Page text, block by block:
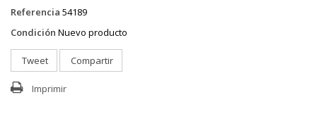
Referencia 54189
Condición Nuevo producto
Tweet Compartir
Imprimir